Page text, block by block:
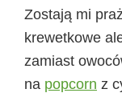
Zostają mi
krewetkowe
zamiast
na popcorn z